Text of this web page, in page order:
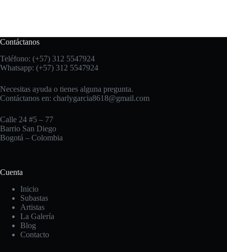
Contáctanos
Teléfono: (+57) 312 5547924
Whatsapp: (+57) 312 5547924
Necesitas ayuda o tienes alguna pregunta.
Contáctanos en: charlygarcia8618@gmail.com
Calle 24 #5 – 77
Barrio San Diego
Bogotá – Colombia
Cuenta
Inicio
Subastas
Artistas
La Galería
Blog
Contacto